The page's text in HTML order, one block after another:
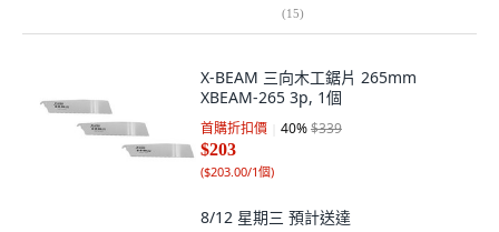
(15)
X-BEAM 三向木工鋸片 265mm
XBEAM-265 3p, 1個
首購折扣價 40%$339
$203
($203.00/1個)
8/12 星期三 預計送達